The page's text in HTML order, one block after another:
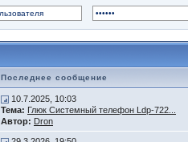
Последнее сообщение
10.7.2025, 10:03
Тема: Глюк Системный телефон Ldp-722...
Автор: Dron